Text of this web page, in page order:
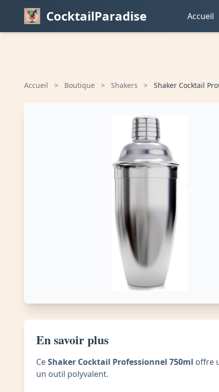
CocktailParadise Accueil
Accueil > Boutique > Shakers > Shaker Cocktail
En savoir plus
CeShaker Cocktail Professionnel 750ml offre
un outil polyvalent.